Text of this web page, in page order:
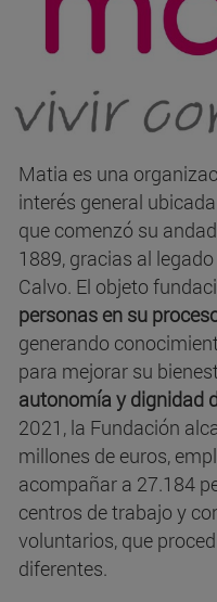
Matia es una
interés general
que comenzó su
1889, gracias al
Calvo. El objeto
personas en su
generando
para mejorar su
autonomía y dignidad
2021, la Fundación
millones de euros,
acompañar a 27.184
centros de trabajo y
voluntarios, que
diferentes.